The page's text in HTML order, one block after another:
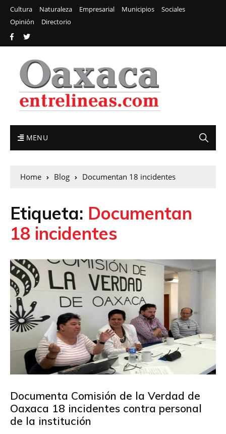
Cultura Naturaleza Empresarial Municipios
Sociales
Opinión
Directorio
MENU
Home Blog Documentan 18 incidentes
Etiqueta: Documentan
18 incidentes
Documenta Comisión de la Verdad de
Oaxaca 18 incidentes contra personal
de la institución